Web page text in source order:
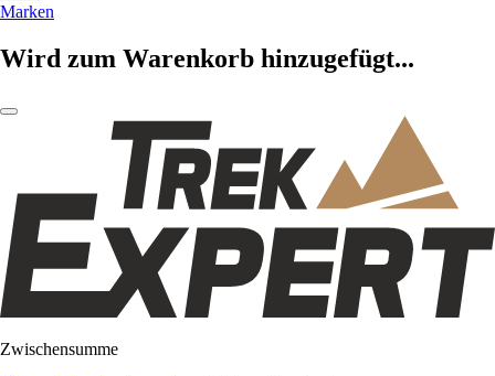
Marken
Wird zum Warenkorb hinzugefügt...
Zwischensumme